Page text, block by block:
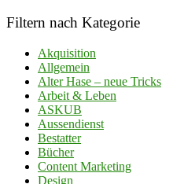
Filtern nach Kategorie
Akquisition
Allgemein
Alter Hase – neue Tricks
Arbeit & Leben
ASKUB
Aussendienst
Bestatter
Bücher
Content Marketing
Design